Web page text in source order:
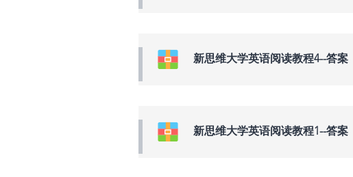
新思维大学英语阅读教程4--答案
新思维大学英语阅读教程1--答案